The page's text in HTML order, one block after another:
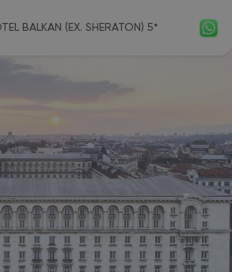
BALKAN (EX. SHERATON) 5*